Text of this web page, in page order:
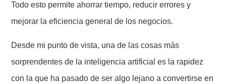
Todo esto permite ahorrar tiempo, reducir errores y
mejorar la eficiencia general de los negocios.
Desde mi punto de vista, una de las cosas más
sorprendentes de la inteligencia artificial es la rapidez
con la que ha pasado de ser algo lejano a convertirse en